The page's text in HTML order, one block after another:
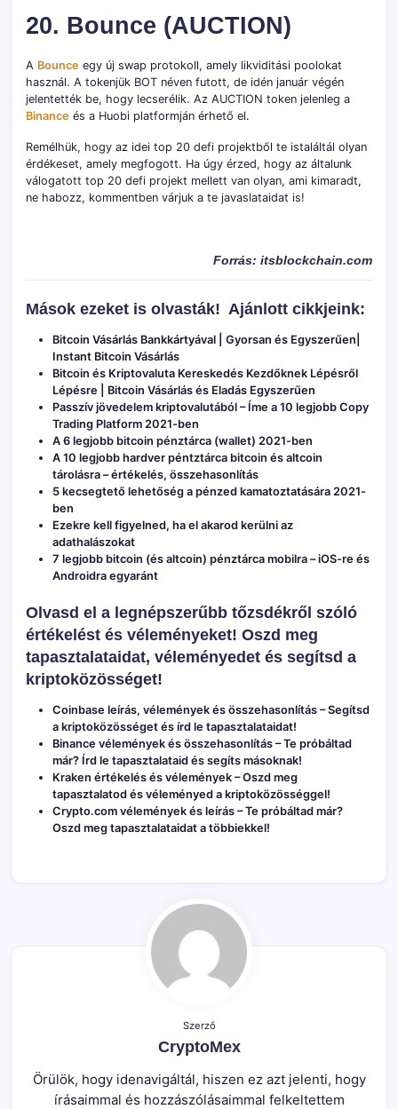
20. Bounce (AUCTION)
A Bounce egy új swap protokoll, amely likviditási poolokat
használ. A tokenjük BOT néven futott, de idén január végén
jelentették be, hogy lecserélik. Az AUCTION token jelenleg a
Binance és a Huobi platformján érhető el.
Remélhük, hogy az idei top 20 defi projektből te istaláltál olyan
érdékeset, amely megfogott. Ha úgy érzed, hogy az általunk
válogatott top 20 defi projekt mellett van olyan, ami kimaradt,
ne habozz, kommentben várjuk a te javaslataidat is!
Forrás: itsblockchain.com
Mások ezeket is olvasták! Ajánlott cikkjeink:
Bitcoin Vásárlás Bankkártyával | Gyorsan és Egyszerűen|
Instant Bitcoin Vásárlás
Bitcoin és Kriptovaluta Kereskedés Kezdőknek Lépésről
Lépésre | Bitcoin Vásárlás és Eladás Egyszerűen
Passzív jövedelem kriptovalutából – Íme a 10 legjobb Copy
Trading Platform 2021-ben
A 6 legjobb bitcoin pénztárca (wallet) 2021-ben
A 10 legjobb hardver péntztárca bitcoin és altcoin
tárolásra – értékelés, összehasonlítás
5 kecsegtető lehetőség a pénzed kamatoztatására 2021-
ben
Ezekre kell figyelned, ha el akarod kerülni az
adathalászokat
7 legjobb bitcoin (és altcoin) pénztárca mobilra – iOS-re és
Androidra egyaránt
Olvasd el a legnépszerűbb tőzsdékről szóló
értékelést és véleményeket! Oszd meg
tapasztalataidat, véleményedet és segítsd a
kriptoközösséget!
Coinbase leírás, vélemények és összehasonlítás – Segítsd
a kriptoközösséget és írd le tapasztalataidat!
Binance vélemények és összehasonlítás – Te próbáltad
már? Írd le tapasztalataid és segíts másoknak!
Kraken értékelés és vélemények – Oszd meg
tapasztalatod és véleményed a kriptoközösséggel!
Crypto.com vélemények és leírás – Te próbáltad már?
Oszd meg tapasztalataidat a többiekkel!
Szerző
CryptoMex
Örülök, hogy idenavigáltál, hiszen ez azt jelenti, hogy
írásaimmal és hozzászólásaimmal felkeltettem